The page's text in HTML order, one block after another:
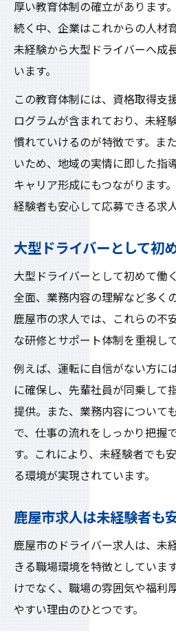
厚い教育体制の確立があります
続く中、企業はこれからの人材
未経験から大型ドライバーへ成
います。
この教育体制には、資格取得支
ログラムが含まれており、未経
慣れていけるのが特徴です。ま
いため、地域の実情に即した指
キャリア形成にもつながります
経験者も安心して応募できる求
大型ドライバーとして初
大型ドライバーとして初めて働
全面、業務内容の理解など多く
鹿屋市の求人では、これらの不
な研修とサポート体制を重視して
例えば、運転に自信がない方に
に確保し、先輩社員が同乗して
提供。また、業務内容について
で、仕事の流れをしっかり把握
す。これにより、未経験者でも
る環境が実現されています。
鹿屋市求人は未経験者も
鹿屋市のドライバー求人は、未
きる職場環境を特徴としていま
けでなく、職場の雰囲気や福利
やすい理由のひとつです。